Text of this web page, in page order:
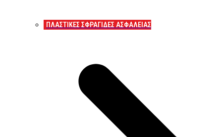
ΠΛΑΣΤΙΚΕΣ ΣΦΡΑΓΙΔΕΣ ΑΣΦΑΛΕΙΑΣ